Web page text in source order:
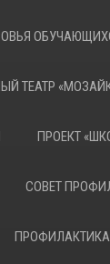
ТЕАТР
ПРОЕКТ
СОВЕТ